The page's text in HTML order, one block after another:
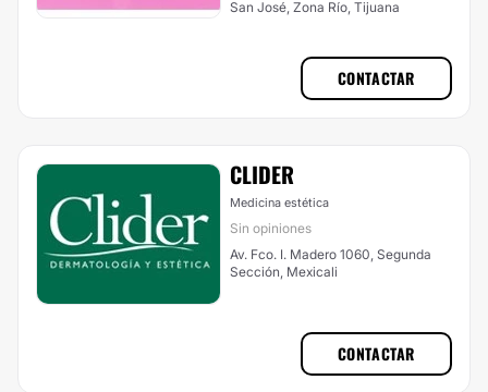
San José, Zona Río, Tijuana
CONTACTAR
CLIDER
Medicina estética
Sin opiniones
Av. Fco. I. Madero 1060, Segunda
Sección, Mexicali
CONTACTAR